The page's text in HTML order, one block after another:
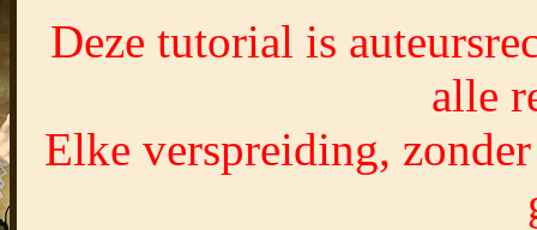
Deze tutorial is
alle
Elke verspreiding,